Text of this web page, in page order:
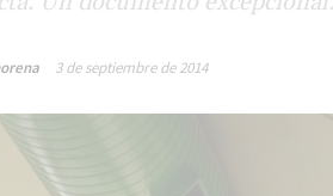
3 de septiembre de 2014